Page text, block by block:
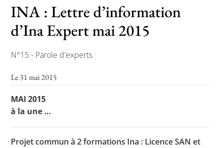
Les ateliers nationaux
Communiqués et motions
Lettre d’information de l’APHG
L’APHG dans la presse
Toutes les actualités
Les rendez-vous de l’APHG
INA : Lettre d’information
d’Ina Expert mai 2015
N°15 - Parole d'experts
Le 31 mai 2015
MAI 2015
à la une …
Projet commun à 2 formations Ina : Licence SAN et